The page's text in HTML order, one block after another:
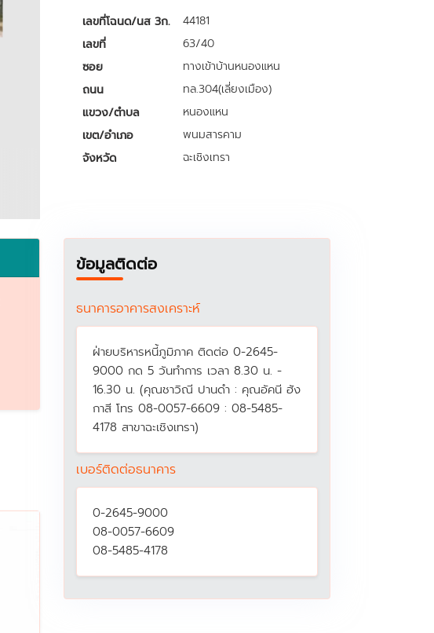
เลขที่โฉนด/นส 3ก.
44181
เลขที่
63/40
ซอย
ทางเข้าบ้านหนองแหน
ถนน
ทล.304(เลี่ยงเมือง)
แขวง/ตำบล
หนองแหน
เขต/อำเภอ
พนมสารคาม
จังหวัด
ฉะเชิงเทรา
ข้อมูลติดต่อ
ธนาคารอาคารสงเคราะห์
ฝ่ายบริหารหนี้ภูมิภาค ติดต่อ 0-2645-
9000 กด 5 วันทำการ เวลา 8.30 น. -
16.30 น. (คุณชาวิณี ปานดำ : คุณอัคนี ฮัง
กาสี โทร 08-0057-6609 : 08-5485-
4178 สาขาฉะเชิงเทรา)
เบอร์ติดต่อธนาคาร
0-2645-9000
08-0057-6609
08-5485-4178